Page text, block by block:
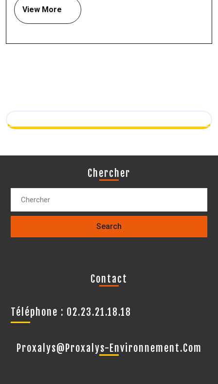
View More
Chercher
Contact
Téléphone : 02.23.21.18.18
Proxalys@proxalys-Environnement.com